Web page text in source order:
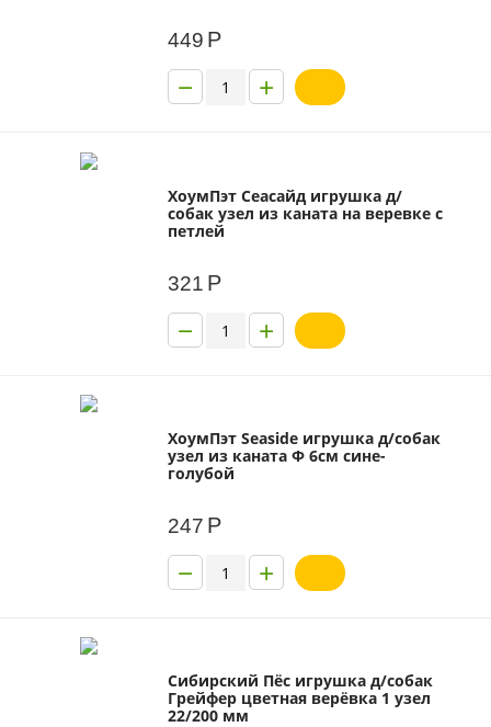
449 Р
+
−
ХоумПэт Сеасайд игрушка д/
собак узел из каната на веревке с
петлей
321 Р
+
−
ХоумПэт Seaside игрушка д/собак
узел из каната Ф 6см сине-
голубой
247 Р
+
−
Сибирский Пёс игрушка д/собак
Грейфер цветная верёвка 1 узел
22/200 мм